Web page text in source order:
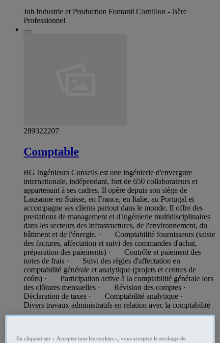
Job Industrie et Production Fontanil Cornillon - Isère
Professionnel
289322207
Comptable
BG Ingénieurs Conseils est une ingénierie d'envergure
internationale, indépendant, fort de 650 collaborateurs et
appartenant à ses cadres. Il opère depuis son siège de
Lausanne en Suisse, en France, en Italie, au Portugal et
accompagne ses clients partout dans le monde. Il offre des
prestations de management et d'ingénierie multidisciplinaires
dans les secteurs des infrastructures, de l'environnement, du
bâtiment et de l'énergie. · Comptabilité fournisseurs (saisie
des factures, affectation et suivi des commandes d'achat,
préparation des paiements) · Contrôle et paiement des
notes de frais · Suivi des règles d'affectation en
comptabilité générale et analytique (projets et centres de
coûts) · Participation active à la comptabilité générale lors
des clôtures mensuelles · Révision des comptes ·
Déclaration de taxes · Comptabilité analytique ·
Divers travaux administratifs en relation avec la comptabilité
En cliquant sur « Accepter tous les cookies », vous acceptez le stockage de